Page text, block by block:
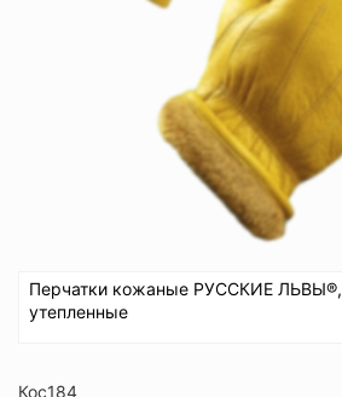
Перчатки кожаные РУССКИЕ ЛЬВЫ®,
утепленные
Кос184